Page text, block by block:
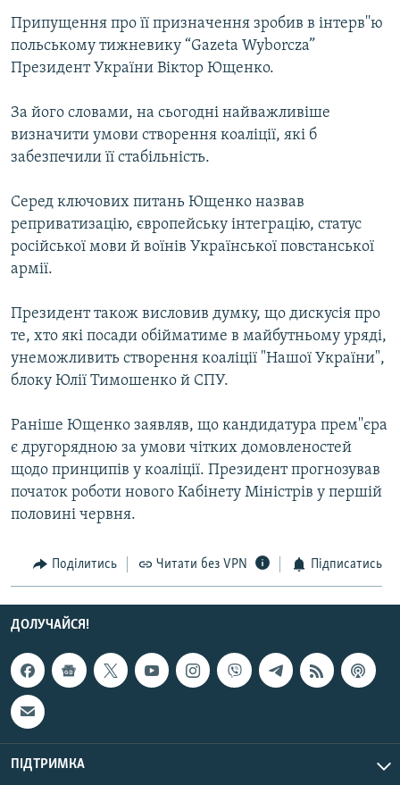
МУЛЬТИМЕДІА
ФОТО
ПОДКАСТИ
РУС
УКР
КТАТ
ДОЛУЧАЙСЯ!
Усі сайти RFE/RL
Припущення про її призначення зробив в інтерв''ю
польському тижневику “Gazeta Wyborcza”
Президент України Віктор Ющенко.
За його словами, на сьогодні найважливіше
визначити умови створення коаліції, які б
забезпечили її стабільність.
Серед ключових питань Ющенко назвав
реприватизацію, європейську інтеграцію, статус
російської мови й воїнів Української повстанської
армії.
Президент також висловив думку, що дискусія про
те, хто які посади обійматиме в майбутньому уряді,
унеможливить створення коаліції "Нашої України",
блоку Юлії Тимошенко й СПУ.
Раніше Ющенко заявляв, що кандидатура прем''єра
є другорядною за умови чітких домовленостей
щодо принципів у коаліції. Президент прогнозував
початок роботи нового Кабінету Міністрів у першій
половині червня.
Поділитись Читати без VPN Підписатись
ДОЛУЧАЙСЯ!
ПІДТРИМКА